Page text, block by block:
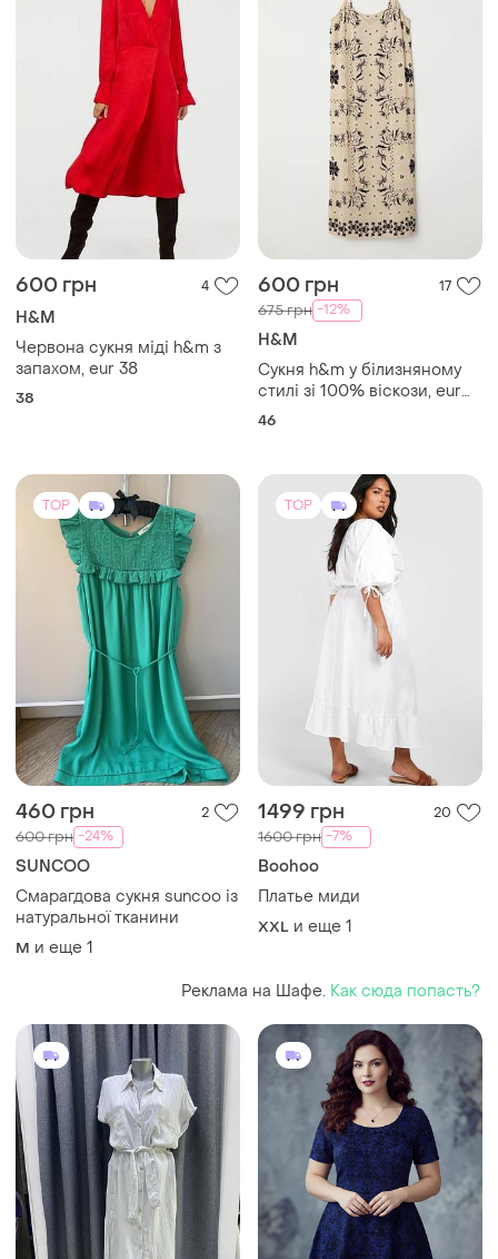
600 грн 4
H&M
Червона сукня міді h&m з
запахом, eur 38
38
600 грн 17
675 грн -12%
H&M
Сукня h&m у білизняному
стилі зі 100% віскози, eur
46
46
TOP
460 грн 2
600 грн -24%
SUNCOO
Смарагдова сукня suncoo із
натуральної тканини
M и еще 1
TOP
1499 грн 20
1600 грн -7%
Boohoo
Платье миди
XXL и еще 1
Реклама на Шафе. Как сюда попасть?